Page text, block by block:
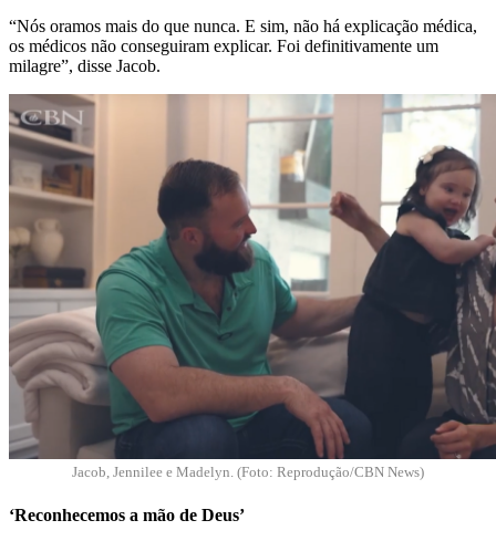
“Nós oramos mais do que nunca. E sim, não há explicação médica,
os médicos não conseguiram explicar. Foi definitivamente um
milagre”, disse Jacob.
Jacob, Jennilee e Madelyn. (Foto: Reprodução/CBN News)
‘Reconhecemos a mão de Deus’